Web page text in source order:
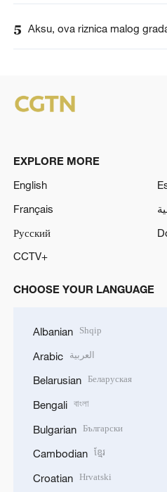
5 Aksu, ova riznica malog
EXPLORE MORE
English
Français
Русский
CCTV+
CHOOSE YOUR LANGUAGE
Albanian Shqip
Arabic العربية
Belarusian Беларуская
Bengali বাংলা
Bulgarian Български
Cambodian ខ្មែរ
Croatian Hrvatski